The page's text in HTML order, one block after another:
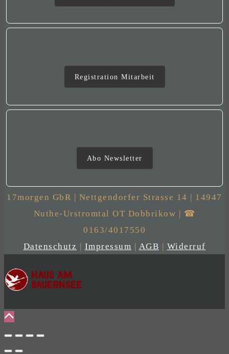
Registration Mitarbeit
Abo Newsletter
17morgen GbR | Nettgendorfer Strasse 14 | 14947
Nuthe-Urstromtal OT Dobbrikow | ☎
0163/4017550
Datenschutz | Impressum | AGB | Widerruf